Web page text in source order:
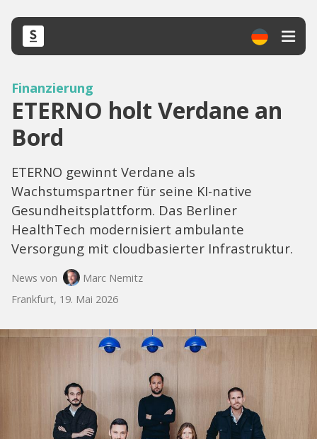
Finanzierung
ETERNO holt Verdane an
Bord
ETERNO gewinnt Verdane als
Wachstumspartner für seine KI-native
Gesundheitsplattform. Das Berliner
HealthTech modernisiert ambulante
Versorgung mit cloudbasierter Infrastruktur.
News von
Marc Nemitz
Frankfurt, 19. Mai 2026